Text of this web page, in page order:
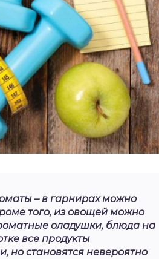
– в гарнирах можно
того, из овощей можно
оладушки, блюда на
все продукты
но становятся невероятно